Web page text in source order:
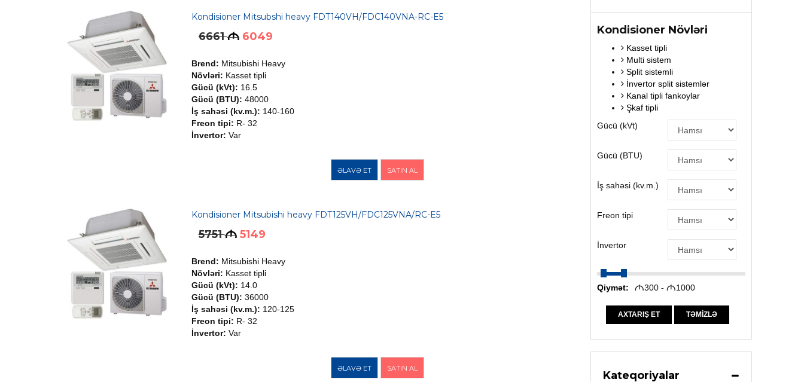
Kondisioner Mitsubshi heavy FDT140VH/FDC140VNA-RC-E5
6661M6049
Brend: Mitsubishi Heavy
Növləri: Kasset tipli
Gücü (kVt): 16.5
Gücü (BTU): 48000
İş sahəsi (kv.m.): 140-160
Freon tipi: R- 32
İnvertor: Var
ƏLAVƏ ET SATIN AL
Kondisioner Mitsubishi heavy FDT125VH/FDC125VNA/RC-E5
5751M5149
Brend: Mitsubishi Heavy
Növləri: Kasset tipli
Gücü (kVt): 14.0
Gücü (BTU): 36000
İş sahəsi (kv.m.): 120-125
Freon tipi: R- 32
İnvertor: Var
ƏLAVƏ ET SATIN AL
Kondisioner Növləri
Kasset tipli
Multi sistem
Split sistemli
İnvertor split sistemlər
Kanal tipli fankoylar
Şkaf tipli
Gücü (kVt)
Gücü (BTU)
İş sahəsi (kv.m.)
Freon tipi
İnvertor
Qiymət: M300 - M1000
AXTARIŞ ET TƏMIZLƏ
Kateqoriyalar